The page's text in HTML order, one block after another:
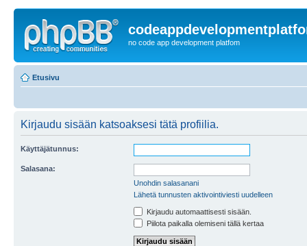
no code app development platfom
Etusivu
Kirjaudu sisään katsoaksesi tätä profiilia.
Käyttäjätunnus:
Salasana:
Unohdin salasanani
Lähetä tunnusten aktivointiviesti uudelleen
Kirjaudu automaattisesti sisään.
Piilota paikalla olemiseni tällä kertaa